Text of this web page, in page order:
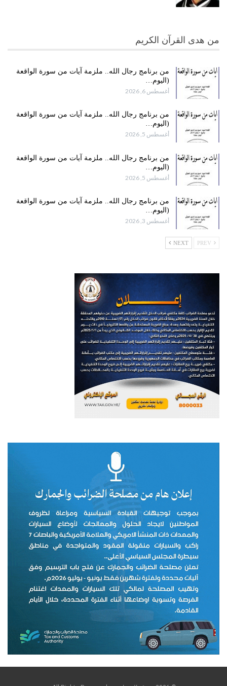
من هدى القرآن الكريم
من برنامج رجال الله.. ملزمة آيات من سورة الواقعة
(اليوم…
أغسطس 6, 2026
من برنامج رجال الله.. ملزمة آيات من سورة الواقعة
(اليوم…
أغسطس 5, 2026
من برنامج رجال الله.. ملزمة آيات من سورة الواقعة
(اليوم…
أغسطس 5, 2026
من برنامج رجال الله.. ملزمة آيات من سورة الواقعة
(اليوم…
أغسطس 3, 2026
NEXT